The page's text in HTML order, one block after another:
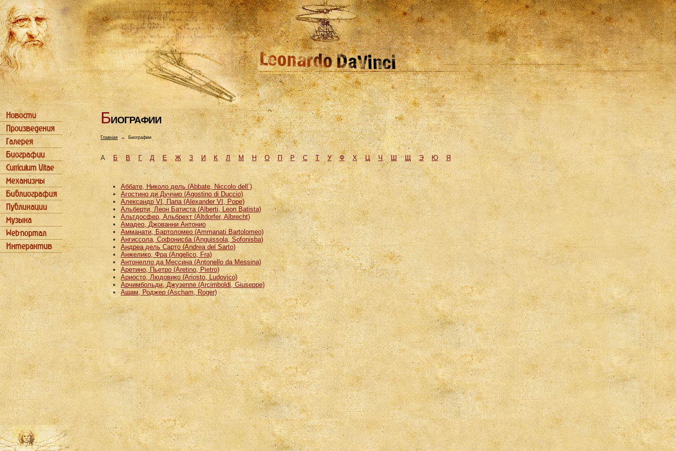
БИОГРАФИИ
Главная→ Биографии
АБ В Г Д Е Ж З И К Л М H О П Р С Т У Ф Х Ц Ч Ш Щ Э Ю Я
Аббате, Николо дель (Abbate, Niccolo dell`)
Агостино ди Дуччио (Agostino di Duccio)
Александр VI, Папа (Alexander VI, Pope)
Альберти, Леон Батиста (Alberti, Leon Batista)
Альтдосфер, Альбрехт (Altdorfer, Albrecht)
Амадео, Джованни Антонио
Амманати, Бартоломео (Ammanati Bartolomeo)
Ангиссола, Софонисба (Anguissola, Sofonisba)
Андреа дель Сарто (Andrea del Sarto)
Анжелико, Фра (Angelico, Fra)
Антонелло да Мессина (Antonello da Messina)
Аретино, Пьетро (Aretino, Pietro)
Ариосто, Людовико (Ariosto, Ludovico)
Арчимбольди, Джузеппе (Arcimboldi, Giuseppe)
Ашам, Роджер (Ascham, Roger)